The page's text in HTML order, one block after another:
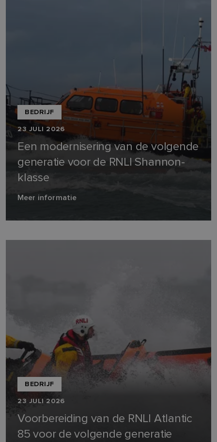
BEDRIJF
23 JULI 2026
Een modernisering van de volgende
generatie voor de RNLI Shannon-
klasse
Meer informatie
BEDRIJF
23 JULI 2026
Voorbereiding van de RNLI Atlantic
85 voor de volgende generatie